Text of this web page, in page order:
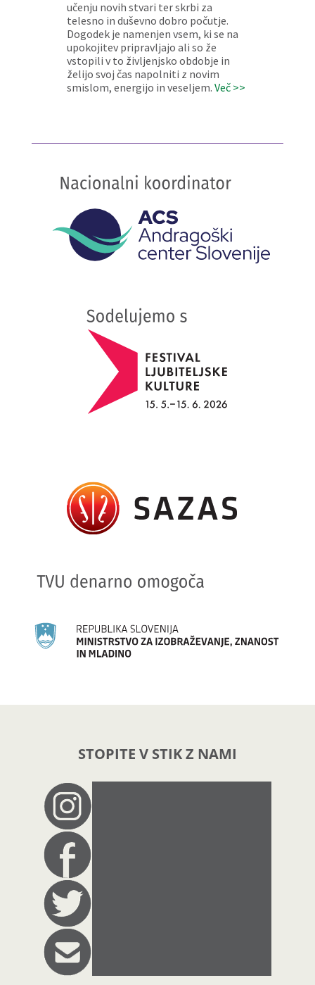
učenju novih stvari ter skrbi za
telesno in duševno dobro počutje.
Dogodek je namenjen vsem, ki se na
upokojitev pripravljajo ali so že
vstopili v to življenjsko obdobje in
želijo svoj čas napolniti z novim
smislom, energijo in veseljem. Več >>
STOPITE V STIK Z NAMI